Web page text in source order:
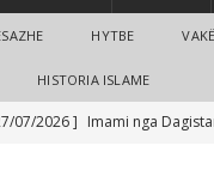
HYTBE
HISTORIA ISLAME
07/2026 ] Imami nga